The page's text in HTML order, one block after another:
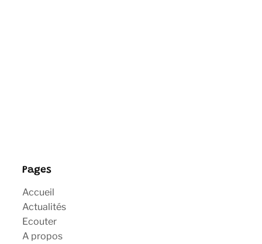
Pages
Accueil
Actualités
Ecouter
A propos